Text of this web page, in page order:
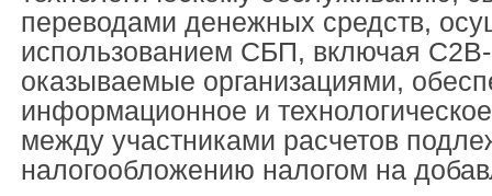
переводами денежных средств,
использованием СБП, включая
оказываемые организациями,
информационное и
между участниками расчетов
налогообложению налогом на